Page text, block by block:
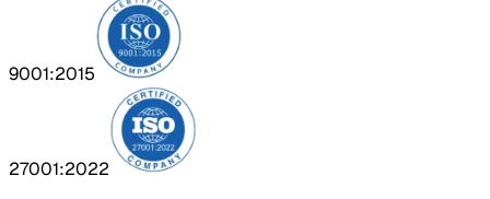
9001:2015
27001:2022